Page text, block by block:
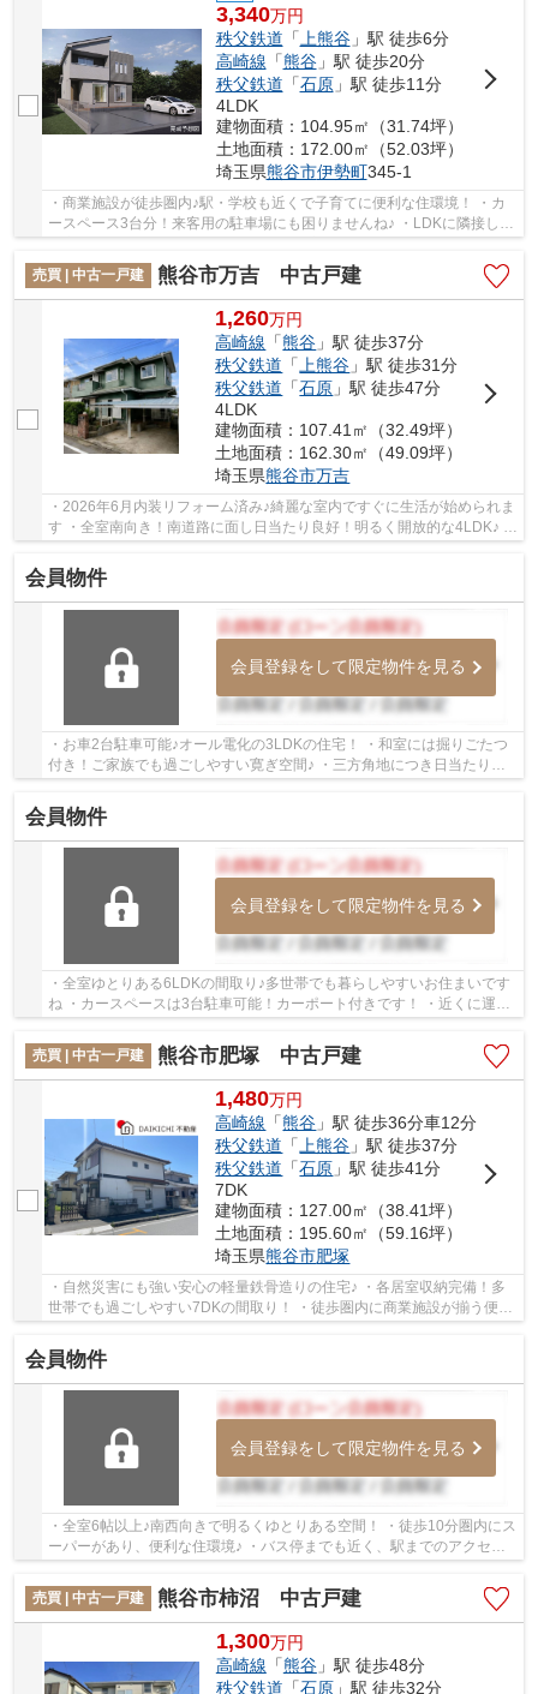
3,340万円
秩父鉄道 「 上熊谷」駅 徒歩6分
高崎線 「熊谷」駅 徒歩20分
秩父鉄道 「石原」駅 徒歩11分
4LDK
建物面積：104.95㎡（31.74坪）
土地面積：172.00㎡（52.03坪）
埼玉県熊谷市伊勢町345-1
・商業施設が徒歩圏内♪駅・学校も近くで子育てに便利な住環境！ ・カ
ースペース3台分！来客用の駐車場にも困りませんね♪ ・LDKに隣接した
和室はお子様の成長・ライフスタイルの変化に...
売買 | 中古一戸建
熊谷市万吉 中古戸建
1,260万円
高崎線 「熊谷 」駅 徒歩37分
秩父鉄道 「 上熊谷 」駅 徒歩31分
秩父鉄道 「石原 」駅 徒歩47分
4LDK
建物面積：107.41㎡（32.49坪）
土地面積：162.30㎡（49.09坪）
埼玉県熊谷市万吉
・2026年6月内装リフォーム済み♪綺麗な室内ですぐに生活が始められま
す ・全室南向き！南道路に面し日当たり良好！明るく開放的な4LDK♪ ・
並列2台駐車可能（車種による）カーポート付...
会員物件
会員登録をして限定物件を見る
・お車2台駐車可能♪オール電化の3LDKの住宅！ ・和室には掘りごたつ
付き！ご家族でも過ごしやすい寛ぎ空間♪ ・三方角地につき日当たり、
会員物件
会員登録をして限定物件を見る
・全室ゆとりある6LDKの間取り♪多世帯でも暮らしやすいお住まいです
ね ・カースペースは3台駐車可能！カーポート付きです！ ・近くに運動
売買 | 中古一戸建
熊谷市肥塚 中古戸建
1,480万円
高崎線 「熊谷 」駅 徒歩36分車12分
秩父鉄道 「 上熊谷 」駅 徒歩37分
秩父鉄道 「石原 」駅 徒歩41分
7DK
建物面積：127.00㎡（38.41坪）
土地面積：195.60㎡（59.16坪）
埼玉県熊谷市肥塚
・自然災害にも強い安心の軽量鉄骨造りの住宅♪ ・各居室収納完備！多
世帯でも過ごしやすい7DKの間取り！ ・徒歩圏内に商業施設が揃う便利
会員物件
会員登録をして限定物件を見る
・全室6帖以上♪南西向きで明るくゆとりある空間！ ・徒歩10分圏内にス
ーパーがあり、便利な住環境♪ ・バス停までも近く、駅までのアクセス
がしやすく便利ですね！ いつでもお気軽にお...
売買 | 中古一戸建
熊谷市柿沼 中古戸建
1,300万円
高崎線 「熊谷」駅 徒歩48分
秩父鉄道 「石原」駅 徒歩32分